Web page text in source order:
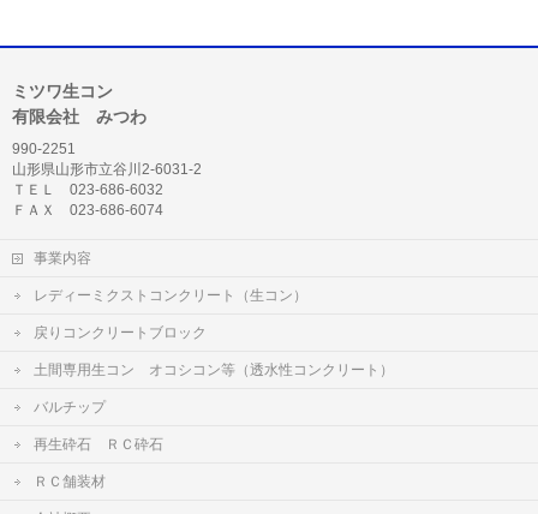
ミツワ生コン
有限会社 みつわ
990-2251
山形県山形市立谷川2-6031-2
ＴＥＬ 023-686-6032
ＦＡＸ 023-686-6074
事業内容
レディーミクストコンクリート（生コン）
戻りコンクリートブロック
土間専用生コン オコシコン等（透水性コンクリート）
バルチップ
再生砕石 ＲＣ砕石
ＲＣ舗装材